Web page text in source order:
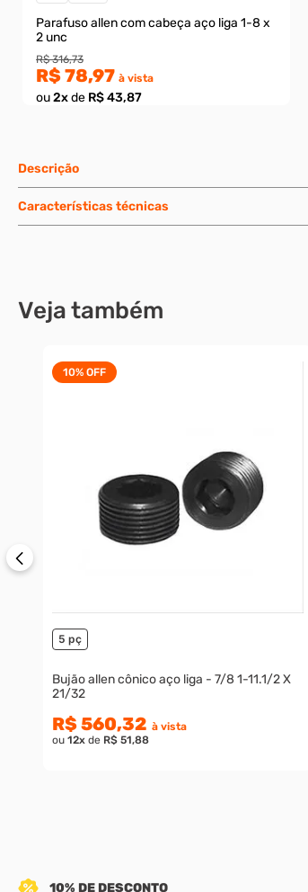
Parafuso allen com cabeça aço liga 1-8 x
2 unc
R$ 316,73
R$ 78,97 à vista
ou2xde R$ 43,87
Descrição
Características técnicas
Veja também
10%OFF
5 pç
Bujão allen cônico aço liga - 7/8 1-11.1/2 X
21/32
R$ 560,32 à vista
ou 12xde R$ 51,88
10% DE DESCONTO